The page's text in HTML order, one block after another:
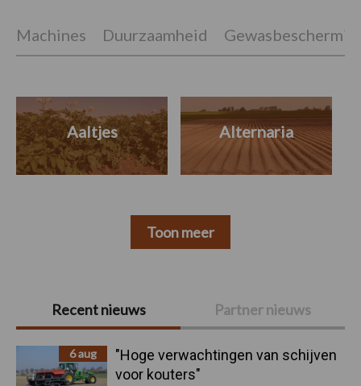
Primaire
Sidebar
Recent nieuws Partner nieuws
6 aug
"Hoge verwachtingen van schijven
voor kouters"
Machines Duurzaamheid
Aaltjes Alternaria
Toon meer